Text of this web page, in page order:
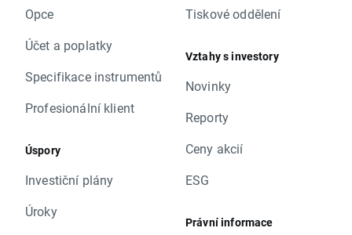
Opce
Účet a poplatky
Specifikace instrumentů
Profesionální klient
Úspory
Investiční plány
Úroky
Tiskové oddělení
Vztahy s investory
Novinky
Reporty
Ceny akcií
ESG
Právní informace